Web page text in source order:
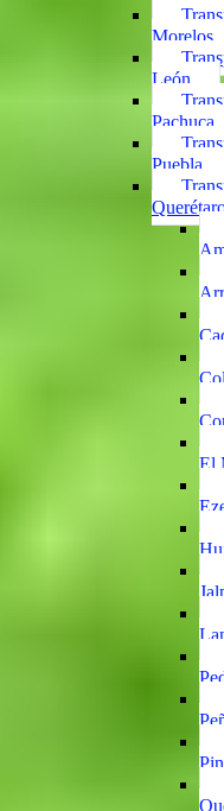
Morelos
León
Pachuca
Puebla
El